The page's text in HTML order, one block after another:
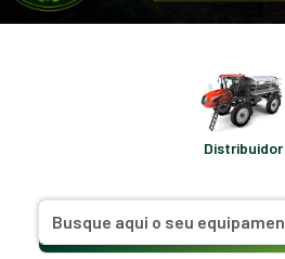
Distribuidor